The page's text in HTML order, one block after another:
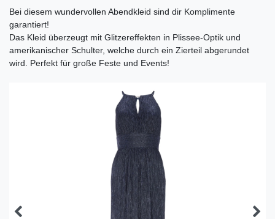
Bei diesem wundervollen Abendkleid sind dir Komplimente
garantiert!
Das Kleid überzeugt mit Glitzereffekten in Plissee-Optik und
amerikanischer Schulter, welche durch ein Zierteil abgerundet
wird. Perfekt für große Feste und Events!